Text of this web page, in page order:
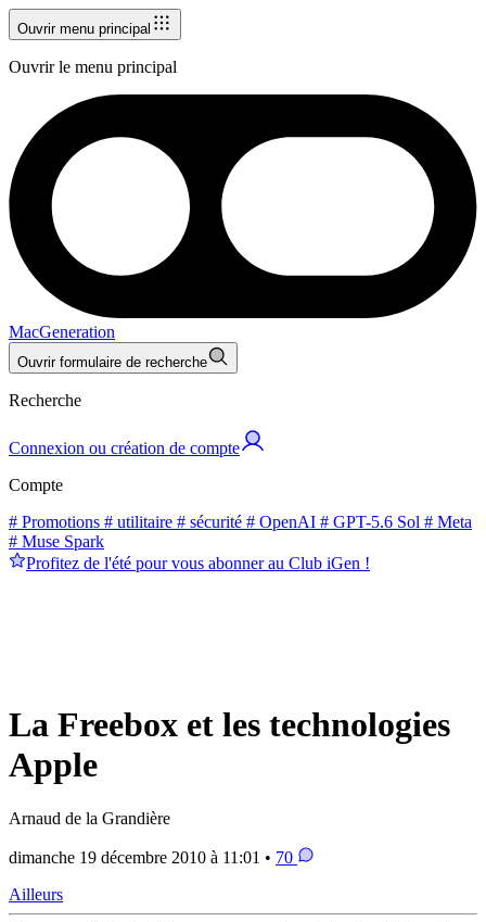
Ouvrir menu principal
Ouvrir le menu principal
MacGeneration
Ouvrir formulaire de recherche
Recherche
Connexion ou création de compte
Compte
# Promotions # utilitaire # sécurité # OpenAI # GPT-5.6 Sol # Meta
# Muse Spark
Profitez de l'été pour vous abonner au Club iGen !
La Freebox et les technologies
Apple
Arnaud de la Grandière
dimanche 19 décembre 2010 à 11:01 • 70
Ailleurs